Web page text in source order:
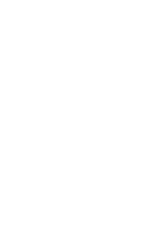
la pantalla.